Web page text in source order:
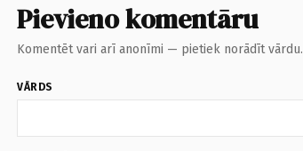
Pievieno komentāru
Komentēt vari arī anonīmi — pietiek norādīt vārdu.
VĀRDS